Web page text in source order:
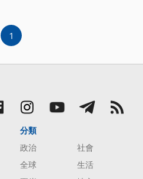
1
分類
政治
社會
全球
生活